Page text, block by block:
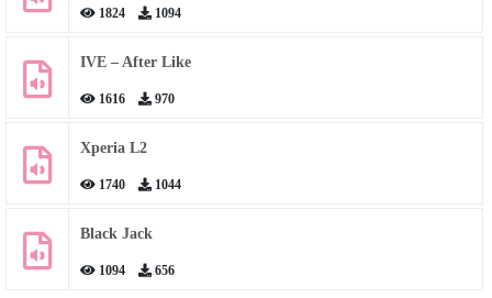
1824 1094
IVE – After Like
1616 970
Xperia L2
1740 1044
Black Jack
1094 656